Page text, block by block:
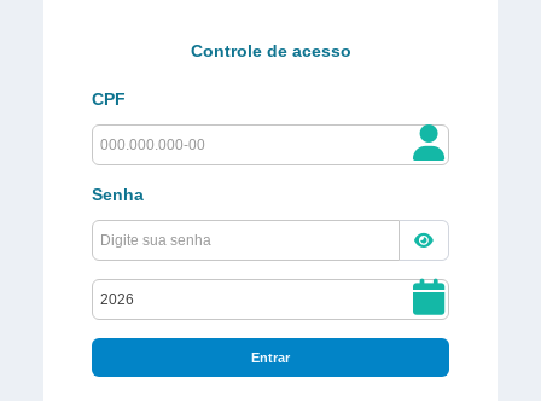
Controle de acesso
CPF
Senha
Entrar